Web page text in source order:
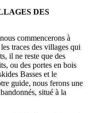
DES
commencerons à
traces des villages qui
il ne reste que des
ou des portes en bois
Basses et le
guide, nous ferons une
situé à la